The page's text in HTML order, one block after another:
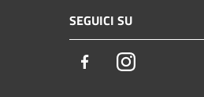
SEGUICI SU
FacebookInstagram